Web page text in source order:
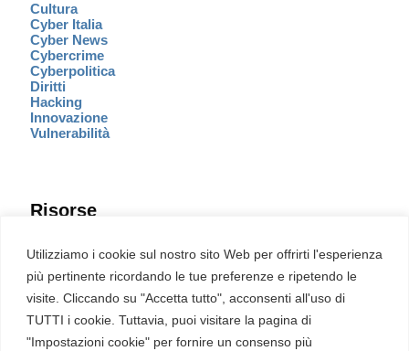
Utilizziamo i cookie sul nostro sito Web per offrirti l'esperienza
più pertinente ricordando le tue preferenze e ripetendo le
visite. Cliccando su "Accetta tutto", acconsenti all'uso di
TUTTI i cookie. Tuttavia, puoi visitare la pagina di
"Impostazioni cookie" per fornire un consenso più
Cultura
Cyber Italia
Cyber News
Cybercrime
Cyberpolitica
Diritti
Hacking
Innovazione
Vulnerabilità
Risorse
Eventi
Fumetto Cyber
Newsletter
Servizi
Pubblicità
English